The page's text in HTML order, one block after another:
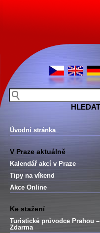
Úvodní stránka
V Praze aktuálně
Kalendář akcí v Praze
Tipy na víkend
Akce Online
Ke stažení
Turistické průvodce Prahou –
Zdarma